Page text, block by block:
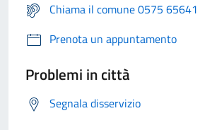
Chiama il comune 0575 65641
Prenota un appuntamento
Problemi in città
Segnala disservizio